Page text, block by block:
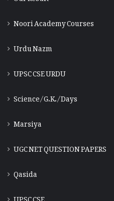
Noori Academy Courses
Urdu Nazm
UPSC CSE URDU
Science/G.K./Days
Marsiya
UGC NET QUESTION PAPERS
Qasida
UPSC CSE